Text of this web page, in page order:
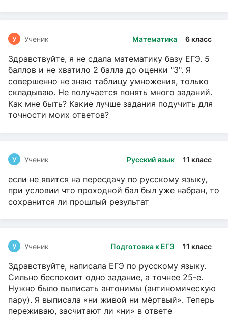
Математика 6 класс
У Ученик
Здравствуйте, я не сдала математику базу ЕГЭ. 5
баллов и не хватило 2 балла до оценки "3". Я
совершенно не знаю таблицу умножения, только
складываю. Не получается понять много заданий.
Как мне быть? Какие лучше задания подучить для
точности моих ответов?
Русский язык 11 класс
У Ученик
если не явится на пересдачу по русскому языку,
при условии что проходной бал был уже набран, то
сохранится ли прошлый результат
Подготовка к ЕГЭ 11 класс
У Ученик
Здравствуйте, написала ЕГЭ по русскому языку.
Сильно беспокоит одно задание, а точнее 25-е.
Нужно было выписать антонимы (антиномическую
пару). Я выписала «ни живой ни мёртвый». Теперь
переживаю, засчитают ли «ни» в ответе